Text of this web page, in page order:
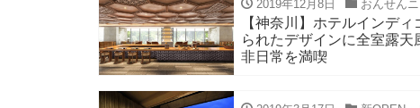
2019年12月8日 おんせんニ
【神奈川】ホテルインデ
られたデザインに全室露
非日常を満喫